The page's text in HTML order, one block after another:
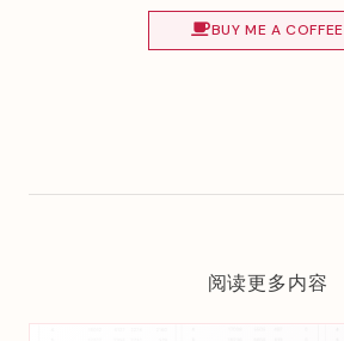
BUY ME A COFFEE
阅读更多内容